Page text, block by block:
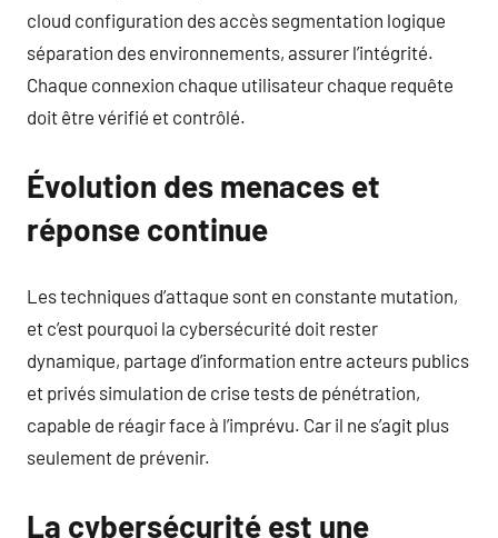
cloud configuration des accès segmentation logique
séparation des environnements, assurer l’intégrité.
Chaque connexion chaque utilisateur chaque requête
doit être vérifié et contrôlé.
Évolution des menaces et
réponse continue
Les techniques d’attaque sont en constante mutation,
et c’est pourquoi la cybersécurité doit rester
dynamique, partage d’information entre acteurs publics
et privés simulation de crise tests de pénétration,
capable de réagir face à l’imprévu. Car il ne s’agit plus
seulement de prévenir.
La cybersécurité est une